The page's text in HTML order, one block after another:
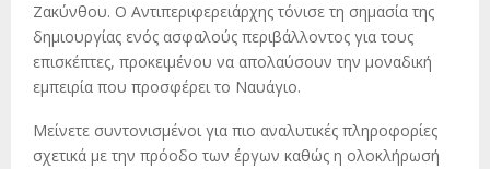
Ζακύνθου. Ο Αντιπεριφερειάρχης τόνισε τη σημασία της
δημιουργίας ενός ασφαλούς περιβάλλοντος για τους
επισκέπτες, προκειμένου να απολαύσουν την μοναδική
εμπειρία που προσφέρει το Ναυάγιο.
Μείνετε συντονισμένοι για πιο αναλυτικές πληροφορίες
σχετικά με την πρόοδο των έργων καθώς η ολοκλήρωσή